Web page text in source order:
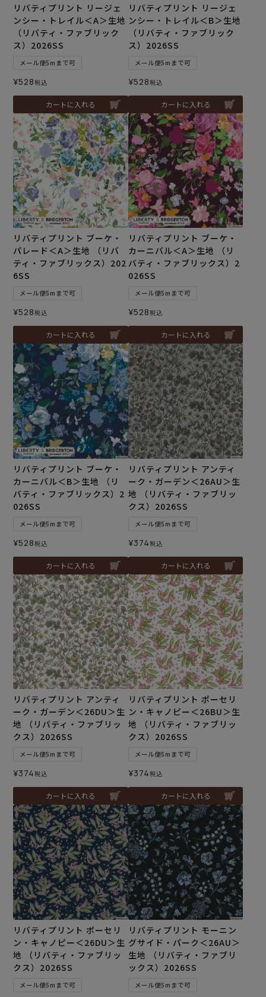
リバティプリント リージェ
ンシー・トレイル＜A＞生地
（リバティ・ファブリック
ス）2026SS
メール便5mまで可
¥528税込
カートに入れる
リバティプリント リージェ
ンシー・トレイル＜B＞生地
（リバティ・ファブリック
ス）2026SS
メール便5mまで可
¥528税込
カートに入れる
リバティプリント ブーケ・
パレード＜A＞生地 （リバ
ティ・ファブリックス）202
6SS
メール便5mまで可
¥528税込
カートに入れる
リバティプリント ブーケ・
カーニバル＜A＞生地 （リ
バティ・ファブリックス）2
026SS
メール便5mまで可
¥528税込
カートに入れる
リバティプリント ブーケ・
カーニバル＜B＞生地 （リ
バティ・ファブリックス）2
026SS
メール便5mまで可
¥528税込
カートに入れる
リバティプリント アンティ
ーク・ガーデン＜26AU＞生
地 （リバティ・ファブリッ
クス）2026SS
メール便5mまで可
¥374税込
カートに入れる
リバティプリント アンティ
ーク・ガーデン＜26DU＞生
地 （リバティ・ファブリッ
クス）2026SS
メール便5mまで可
¥374税込
カートに入れる
リバティプリント ポーセリ
ン・キャノピー＜26BU＞生
地 （リバティ・ファブリッ
クス）2026SS
メール便5mまで可
¥374税込
カートに入れる
リバティプリント ポーセリ
ン・キャノピー＜26DU＞生
地 （リバティ・ファブリッ
クス）2026SS
メール便5mまで可
リバティプリント モーニン
グサイド・パーク＜26AU＞
生地 （リバティ・ファブリ
ックス）2026SS
メール便5mまで可